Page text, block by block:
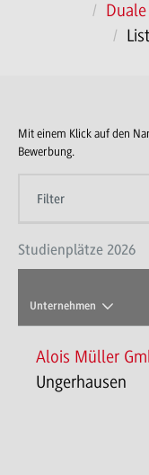
Mit einem Klick auf den
Bewerbung.
Filter
Studienplätze 2026
Unternehmen
Alois Müller
Ungerhausen